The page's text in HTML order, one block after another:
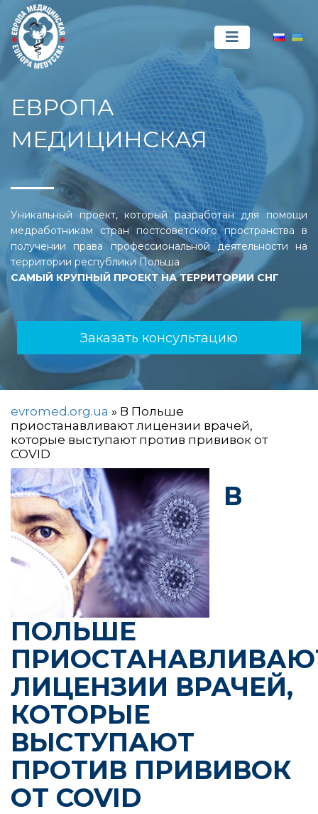
ЕВРОПА
МЕДИЦИНСКАЯ
Уникальный проект, который разработан для помощи
медработникам стран постсоветского пространства в
получении права профессиональной деятельности на
территории республики Польша
САМЫЙ КРУПНЫЙ ПРОЕКТ НА ТЕРРИТОРИИ СНГ
Заказать консультацию
evromed.org.ua » В Польше
приостанавливают лицензии врачей,
которые выступают против прививок от
COVID
В
ПОЛЬШЕ
ЛИЦЕНЗИИ ВРАЧЕЙ,
КОТОРЫЕ
ВЫСТУПАЮТ
ПРОТИВ ПРИВИВОК
ОТ COVID